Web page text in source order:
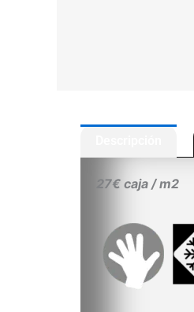
27€ caja / m2